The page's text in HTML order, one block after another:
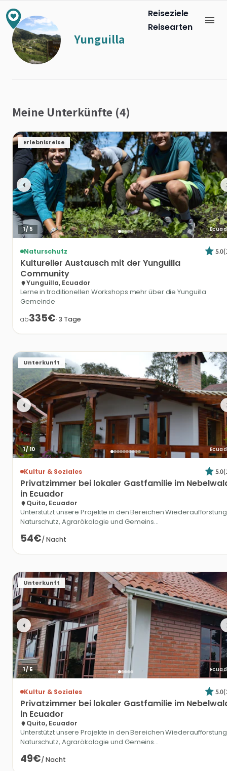
Reiseziele
Reisearten
Yunguilla
Meine Unterkünfte (4)
Erlebnisreise
1/ 5
Naturschutz 5.0(
Kultureller Austausch mit der Yunguilla
Community
Yunguilla, Ecuador
Lerne in traditionellen Workshops mehr über die Yunguilla
Gemeinde
ab335€· 3 Tage
Unterkunft
1/10
Kultur & Soziales 5.0(
Privatzimmer bei lokaler Gastfamilie im
in Ecuador
Quito, Ecuador
Unterstützt unsere Projekte in den Bereichen
Naturschutz, Agrarökologie und Gemeins...
54€/Nacht
Unterkunft
1/5
Kultur & Soziales 5.0(
Privatzimmer bei lokaler Gastfamilie im
in Ecuador
Quito, Ecuador
Unterstützt unsere Projekte in den Bereichen
Naturschutz, Agrarökologie und Gemeins...
49€/Nacht